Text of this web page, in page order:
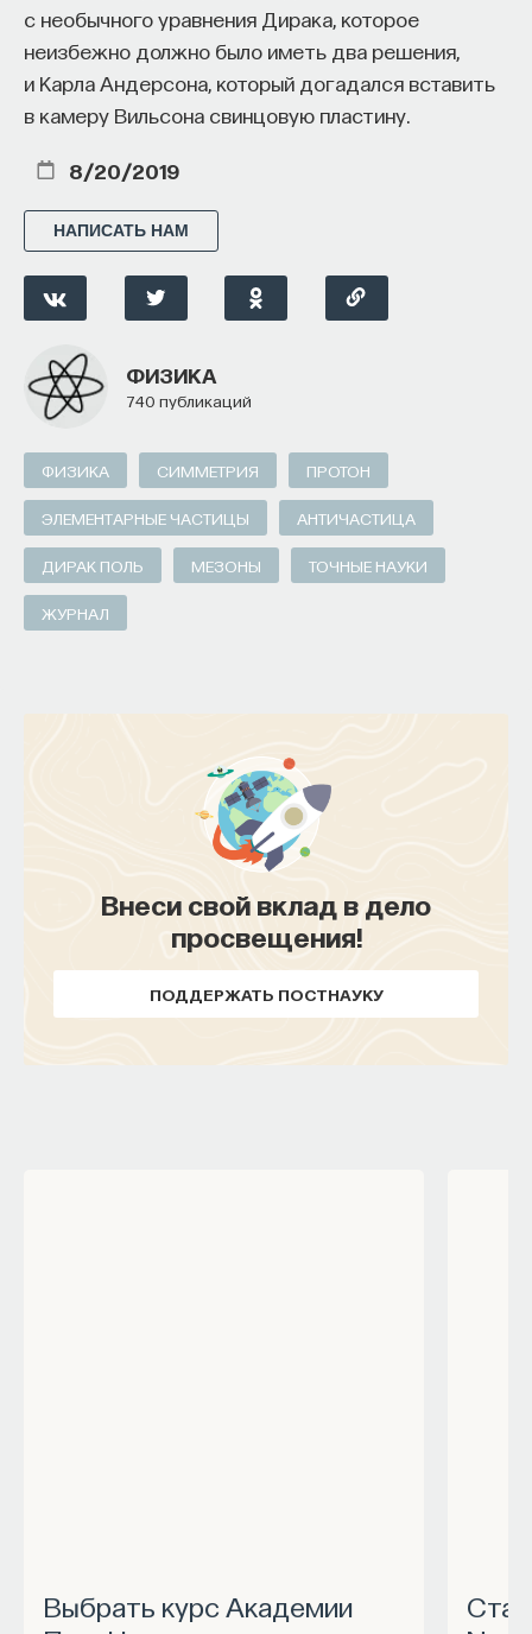
с необычного уравнения Дирака, которое
неизбежно должно было иметь два решения,
и Карла Андерсона, который догадался вставить
в камеру Вильсона свинцовую пластину.
8/20/2019
НАПИСАТЬ НАМ
ФИЗИКА
740 публикаций
ФИЗИКА СИММЕТРИЯ ПРОТОН
ЭЛЕМЕНТАРНЫЕ ЧАСТИЦЫ АНТИЧАСТИЦА
ДИРАК ПОЛЬ МЕЗОНЫ ТОЧНЫЕ НАУКИ
ЖУРНАЛ
Внеси свой вклад в дело
просвещения!
ПОДДЕРЖАТЬ ПОСТНАУКУ
Выбрать курс Академии
Станьте частью программы